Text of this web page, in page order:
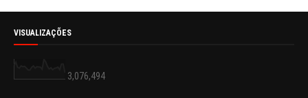
VISUALIZAÇÕES
3,076,494